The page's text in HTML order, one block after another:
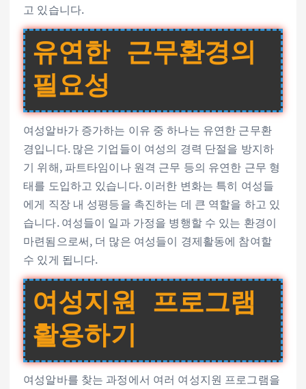
고 있습니다.
유연한 근무환경의
필요성
여성알바가 증가하는 이유 중 하나는 유연한 근무환
경입니다. 많은 기업들이 여성의 경력 단절을 방지하
기 위해, 파트타임이나 원격 근무 등의 유연한 근무 형
태를 도입하고 있습니다. 이러한 변화는 특히 여성들
에게 직장 내 성평등을 촉진하는 데 큰 역할을 하고 있
습니다. 여성들이 일과 가정을 병행할 수 있는 환경이
마련됨으로써, 더 많은 여성들이 경제활동에 참여할
수 있게 됩니다.
여성지원 프로그램
활용하기
여성알바를 찾는 과정에서 여러 여성지원 프로그램을